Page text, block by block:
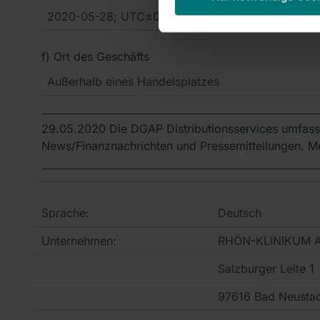
2020-05-28; UTC±0
f) Ort des Geschäfts
Außerhalb eines Handelsplatzes
29.05.2020 Die DGAP Distributionsservices
News/Finanznachrichten und Pressemitteilungen.
Sprache:
Deutsch
Unternehmen:
RHÖN-KLINIKUM
Salzburger Leite 1
97616 Bad